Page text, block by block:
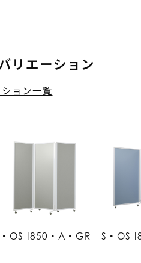
リエーション
ョン一覧
OS-I850・A・GR S・OS-